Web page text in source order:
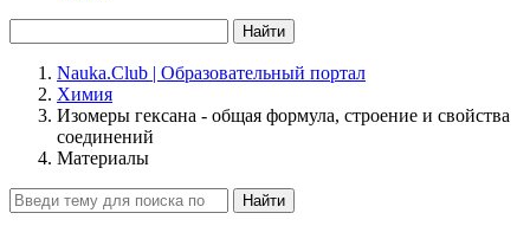
Найти
Nauka.Club | Образовательный портал
Химия
Изомеры гексана - общая формула, строение и свойства
соединений
Материалы
Найти